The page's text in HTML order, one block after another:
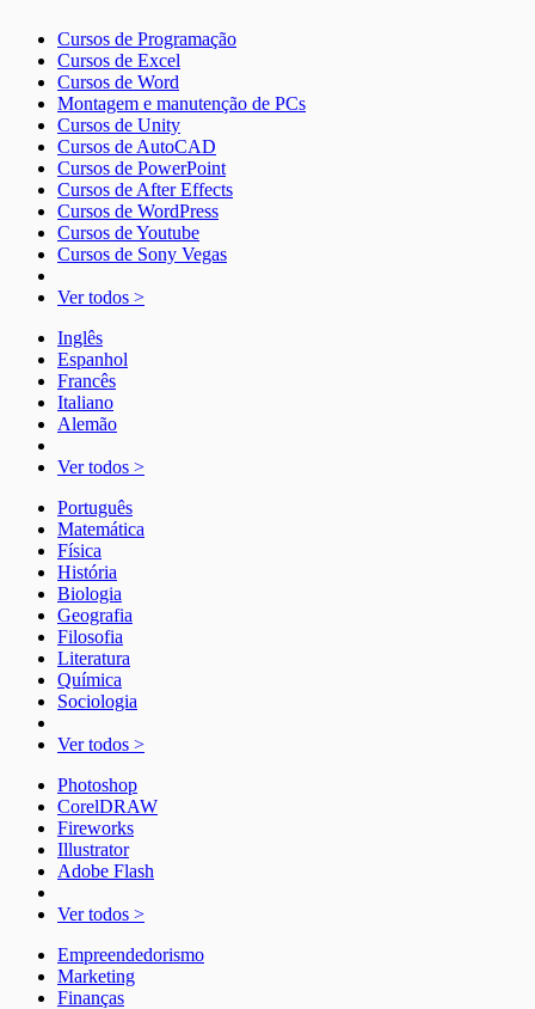
Cursos de Programação
Cursos de Excel
Cursos de Word
Montagem e manutenção de PCs
Cursos de Unity
Cursos de AutoCAD
Cursos de PowerPoint
Cursos de After Effects
Cursos de WordPress
Cursos de Youtube
Cursos de Sony Vegas
Ver todos >
Inglês
Espanhol
Francês
Italiano
Alemão
Ver todos >
Português
Matemática
Física
História
Biologia
Geografia
Filosofia
Literatura
Química
Sociologia
Ver todos >
Photoshop
CorelDRAW
Fireworks
Illustrator
Adobe Flash
Ver todos >
Empreendedorismo
Marketing
Finanças